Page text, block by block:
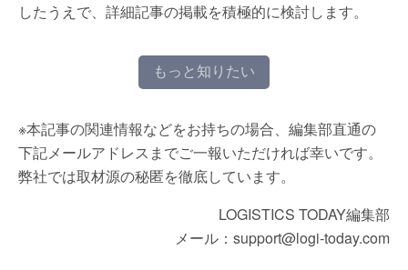
したうえで、詳細記事の掲載を積極的に検討します。
もっと知りたい
※本記事の関連情報などをお持ちの場合、編集部直通の
下記メールアドレスまでご一報いただければ幸いです。
弊社では取材源の秘匿を徹底しています。
LOGISTICS TODAY編集部
メール：support@logi-today.com